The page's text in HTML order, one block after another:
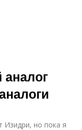
Изидри, но пока я